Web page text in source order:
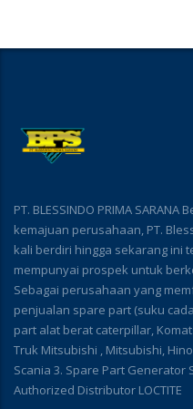
PT. BLESSINDO PRIMA
kemajuan perusahaan, PT.
kali berdiri hingga sekarang ini
mempunyai prospek untuk
Sebagai perusahaan yang
penjualan spare part (suku
part alat berat caterpillar,
Truk Mitsubishi , Mitsubishi,
Scania 3. Spare Part Generator
Authorized Distributor LOCTITE